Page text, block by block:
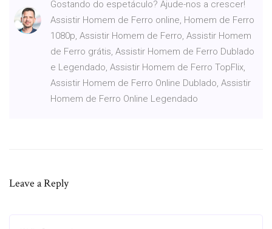
Gostando do espetáculo? Ajude-nos a crescer!
Assistir Homem de Ferro online, Homem de Ferro
1080p, Assistir Homem de Ferro, Assistir Homem
de Ferro grátis, Assistir Homem de Ferro Dublado
e Legendado, Assistir Homem de Ferro TopFlix,
Assistir Homem de Ferro Online Dublado, Assistir
Homem de Ferro Online Legendado
Leave a Reply